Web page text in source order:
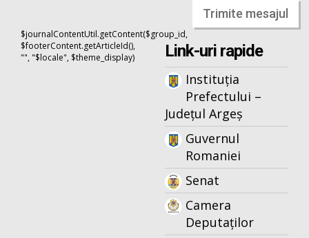
Trimite mesajul
$journalContentUtil.getContent($group_id,
$footerContent.getArticleId(),
"", "$locale", $theme_display)
Link-uri rapide
Instituția
Prefectului –
Județul Argeș
Guvernul
Romaniei
Senat
Camera
Deputaților